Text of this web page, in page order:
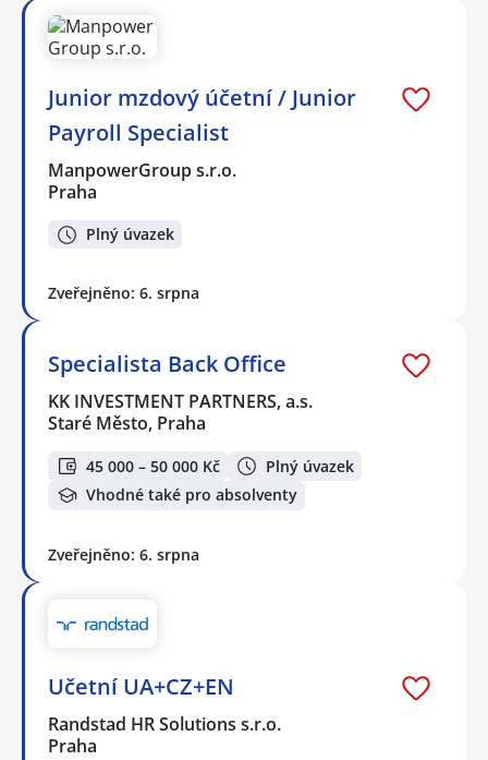
Junior mzdový účetní / Junior
Payroll Specialist
ManpowerGroup s.r.o.
Praha
Plný úvazek
Zveřejněno: 6. srpna
Specialista Back Office
KK INVESTMENT PARTNERS, a.s.
Staré Město, Praha
45 000 – 50 000 Kč
Plný úvazek
Vhodné také pro absolventy
Zveřejněno: 6. srpna
Učetní UA+CZ+EN
Randstad HR Solutions s.r.o.
Praha